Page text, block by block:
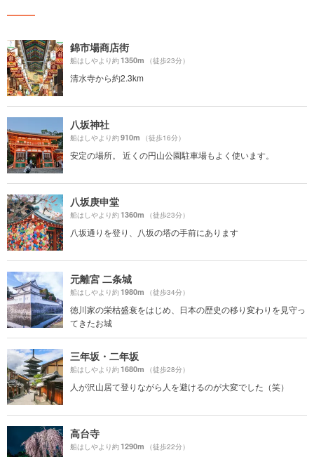
錦市場商店街
船はしやより約1350m （徒歩23分）
清水寺から約2.3km
八坂神社
船はしやより約910m （徒歩16分）
安定の場所。 近くの円山公園駐車場もよく使います。
八坂庚申堂
船はしやより約1360m （徒歩23分）
八坂通りを登り、八坂の塔の手前にあります
元離宮 二条城
船はしやより約1980m （徒歩34分）
徳川家の栄枯盛衰をはじめ、日本の歴史の移り変わりを見守っ
てきたお城
三年坂・二年坂
船はしやより約1680m （徒歩28分）
人が沢山居て登りながら人を避けるのが大変でした（笑）
高台寺
船はしやより約1290m （徒歩22分）